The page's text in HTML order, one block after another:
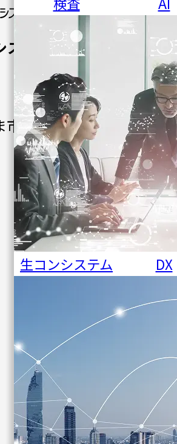
生コンシステム DX
ステム株
市桜区田
トップペ
ージ
パシフ
ィック
システ
ムの強
み
ソリュ
ーショ
ン一覧
事例・
コラム
IRアー
会社情
報
ニュー